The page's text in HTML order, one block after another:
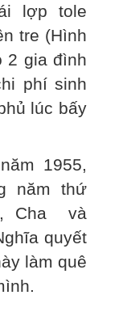
lợp tole
tre (Hình
2 gia đình
phí sinh
lúc bấy
1955,
năm thứ
Cha và
quyết
làm quê